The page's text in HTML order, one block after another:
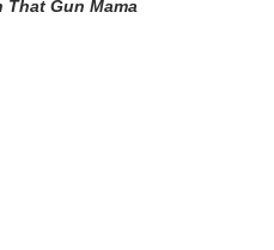
That Gun Mama